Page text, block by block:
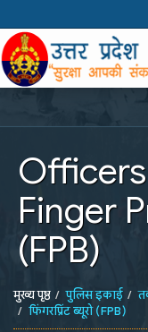
Finger
(FPB)
मुख्य पृष्ठ पुलिस इकाई
फिंगरप्रिंट ब्यूरो (FPB)